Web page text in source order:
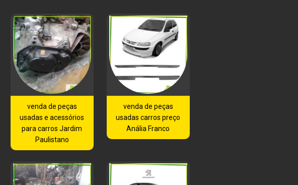
venda de peças
usadas e acessórios
para carros Jardim
Paulistano
venda de peças
usadas carros preço
Anália Franco